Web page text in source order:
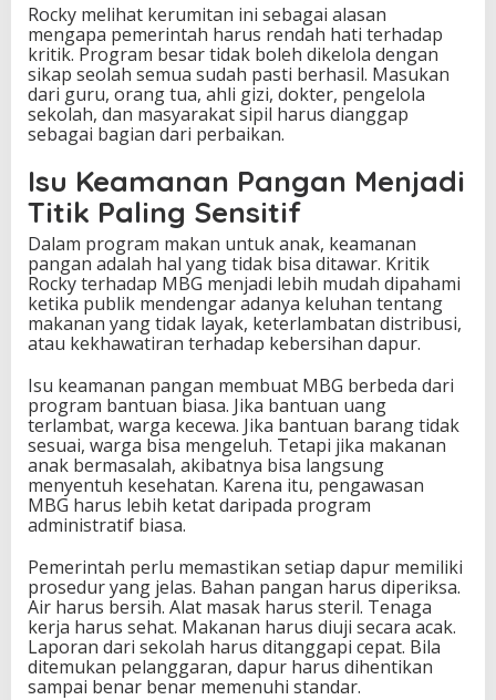
Rocky melihat kerumitan ini sebagai alasan
mengapa pemerintah harus rendah hati terhadap
kritik. Program besar tidak boleh dikelola dengan
sikap seolah semua sudah pasti berhasil. Masukan
dari guru, orang tua, ahli gizi, dokter, pengelola
sekolah, dan masyarakat sipil harus dianggap
sebagai bagian dari perbaikan.
Isu Keamanan Pangan Menjadi
Titik Paling Sensitif
Dalam program makan untuk anak, keamanan
pangan adalah hal yang tidak bisa ditawar. Kritik
Rocky terhadap MBG menjadi lebih mudah dipahami
ketika publik mendengar adanya keluhan tentang
makanan yang tidak layak, keterlambatan distribusi,
atau kekhawatiran terhadap kebersihan dapur.
Isu keamanan pangan membuat MBG berbeda dari
program bantuan biasa. Jika bantuan uang
terlambat, warga kecewa. Jika bantuan barang tidak
sesuai, warga bisa mengeluh. Tetapi jika makanan
anak bermasalah, akibatnya bisa langsung
menyentuh kesehatan. Karena itu, pengawasan
MBG harus lebih ketat daripada program
administratif biasa.
Pemerintah perlu memastikan setiap dapur memiliki
prosedur yang jelas. Bahan pangan harus diperiksa.
Air harus bersih. Alat masak harus steril. Tenaga
kerja harus sehat. Makanan harus diuji secara acak.
Laporan dari sekolah harus ditanggapi cepat. Bila
ditemukan pelanggaran, dapur harus dihentikan
sampai benar benar memenuhi standar.